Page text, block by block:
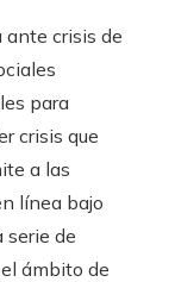
ante crisis de
para
crisis que
a las
línea bajo
serie de
ámbito de